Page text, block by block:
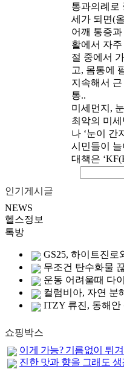
통과의례로
세가 되면(
어깨 통증
활에서 자
절 중에서
고, 몸통에
지속해서
통..
미세먼지,
최악의 미세
나 ‘눈이 간
시민들이
대책은
인기게시글
NEWS
헬스정보
톡방
GS25, 하이트진로
무조건 탄수화물
운동 어려울때 다
컬럼비아, 자연 분
ITZY 류진, 동해안
쇼핑박스
이게 가능? 기름없이 튀
진한 맛과 향을 그래도 생